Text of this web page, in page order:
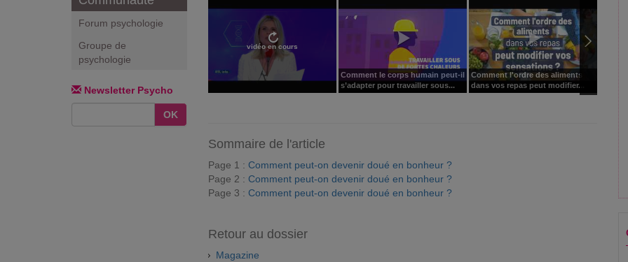
Forum psychologie
Groupe de
psychologie
Newsletter Psycho
OK
vidéo en cours
Comment le corps humain peut-il
s’adapter pour travailler sous...
Comment l'ordre des aliments
dans vos repas peut modifier...
Sommaire de l'article
Page 1 : Comment peut-on devenir doué en bonheur ?
Page 2 : Comment peut-on devenir doué en bonheur ?
Page 3 : Comment peut-on devenir doué en bonheur ?
Retour au dossier
Magazine